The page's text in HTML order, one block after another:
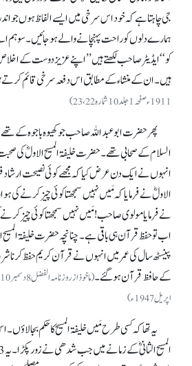
جی چاہتا ہے کہ خود اس سرخی میں ایسے الفاظ ہوں جو
ہمارے دلوں کو راحت پہنچانے والے ہو جائیں۔ سو
کو‘‘ ایڈیٹر صاحب لکھتے ہیں ’’اپنے عزیز دوست کے
ہیں۔ ان کے منشاء کے مطابق اس دفعہ سرخی قائم کرتے
1911ء صفحہ 1جلد 10 شمارہ 22، 23)
پھر حضرت ابوعبداللہ صاحب جو کھیوہ باجوہ کے
السلام کے صحابی تھے۔ حضرت خلیفۃ المسیح الاولؓ کی
انہوں نے ایک دن عرض کیا کہ مجھے کوئی نصیحت ارشاد
الاولؓ نے فرمایا کہ مَیں نہیں سمجھتا کوئی چیز کرنے
نے فرمایا مولوی صاحب! مَیں نہیں سمجھتا کوئی چیز
اب تو حفظ قرآن ہی باقی ہے۔ چنانچہ حضرت خلیفۃ
پینسٹھ سال کی عمر میں انہوں نے قرآن کریم حفظ کرنا
کے حافظ قرآن ہوگئے۔
اپریل 1947ء)
یہ تھا کہ کسی طرح مَیں خلیفۃ المسیح کا حکم بجا